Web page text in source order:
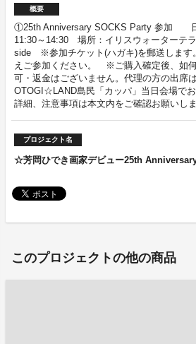
概要
①25th Anniversary SOCKS Party 参加
11:30～14:30 場所：イリスウォーター
side ※参加チケット(ハガキ)を郵送します
えご参加ください。 ※ご購入確定後、如
可・返金はございません。代理の方の出
OTOGI☆LAND島民「カッパ」当日会場
詳細、注意事項は本文内をご確認お願いしま
プロジェクト名
☆芳岡ひでき画家デビュー25th
このプロジェクトの他の商品